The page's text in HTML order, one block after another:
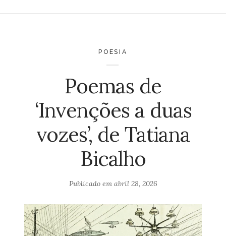
POESIA
Poemas de
‘Invenções a duas
vozes’, de Tatiana
Bicalho
Publicado em abril 28, 2026